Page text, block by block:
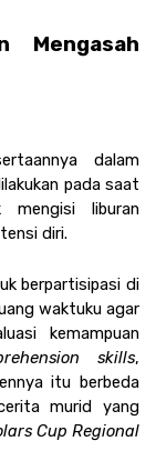
Mengasah
dalam
pada saat
liburan
diri.
berpartisipasi di
waktuku agar
kemampuan
skills,
itu berbeda
murid yang
Cup Regional